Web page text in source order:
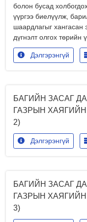
болон бусад
үүргээ биелүүлж,
шаардлагыг хангасан
дүгнэлт олгох төрийн
Дэлгэрэнгүй
БАГИЙН ЗАСАГ
ГАЗРЫН
2)
Дэлгэрэнгүй
БАГИЙН ЗАСАГ
ГАЗРЫН
3)